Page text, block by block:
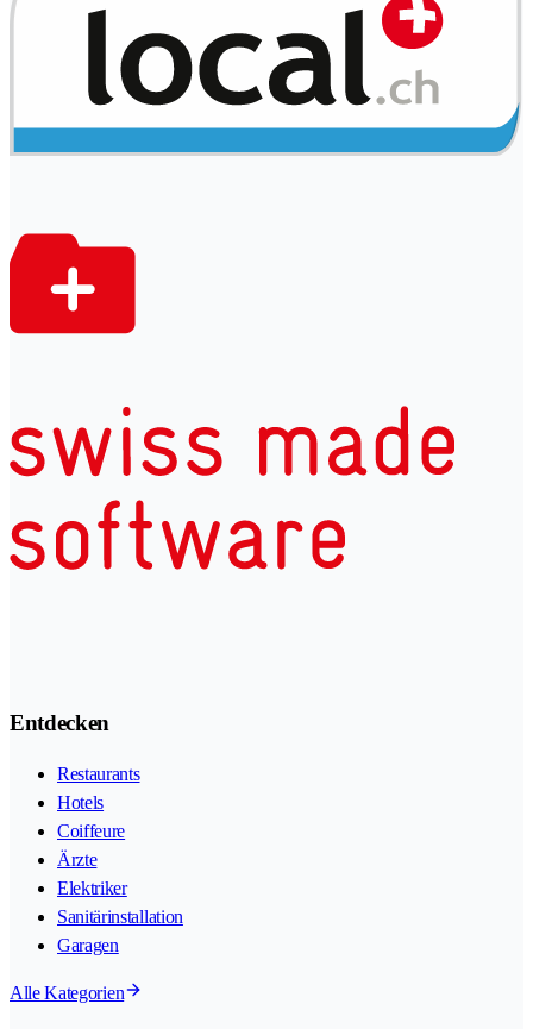
Entdecken
Restaurants
Hotels
Coiffeure
Ärzte
Elektriker
Sanitärinstallation
Garagen
Alle Kategorien